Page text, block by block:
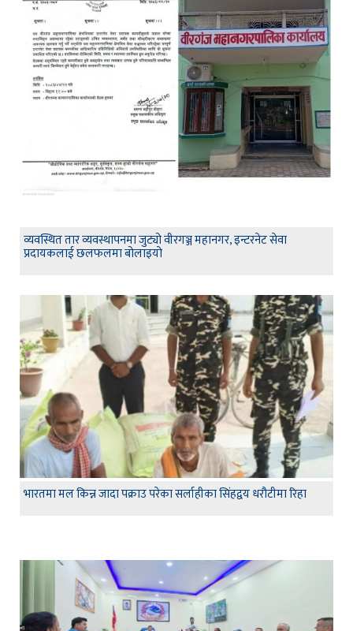
व्यवस्थित तार व्यवस्थापनमा जुट्यो वीरगञ्ज महानगर, इन्टरनेट सेवा
प्रदायकलाई छलफलमा बोलाइयो
भारतमा मल किन्न जादा पक्राउ परेका सर्लाहीका सिंहद्वय धरौटीमा रिहा